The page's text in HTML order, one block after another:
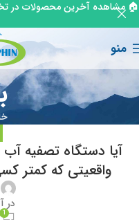
منو
آیا دستگاه تصفیه
واقعیتی که
در
1
🏠 مشاهده آخرین محصولات در